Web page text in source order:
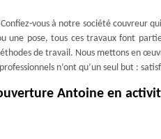
vous à notre société couvreur
une pose, tous ces travaux font
de travail. Nous mettons en
n’ont qu’un seul but :
Antoine en